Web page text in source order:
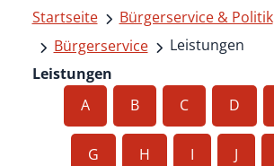
Startseite
Bürgerservice & Politik
Bürgerservice
Leistungen
Leistungen
A
B C D
G H I J